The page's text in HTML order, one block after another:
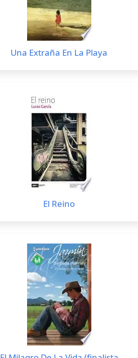
Una Extraña En La Playa
El Reino